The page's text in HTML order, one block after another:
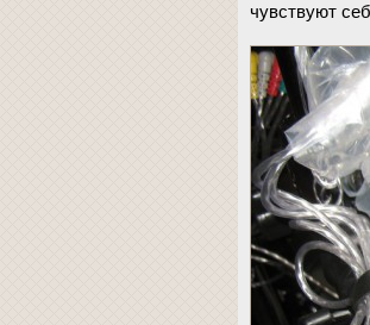
чувствуют